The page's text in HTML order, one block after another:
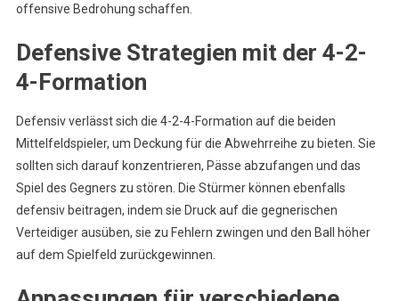
offensive Bedrohung schaffen.
Defensive Strategien mit der 4-2-
4-Formation
Defensiv verlässt sich die 4-2-4-Formation auf die beiden
Mittelfeldspieler, um Deckung für die Abwehrreihe zu bieten. Sie
sollten sich darauf konzentrieren, Pässe abzufangen und das
Spiel des Gegners zu stören. Die Stürmer können ebenfalls
defensiv beitragen, indem sie Druck auf die gegnerischen
Verteidiger ausüben, sie zu Fehlern zwingen und den Ball höher
auf dem Spielfeld zurückgewinnen.